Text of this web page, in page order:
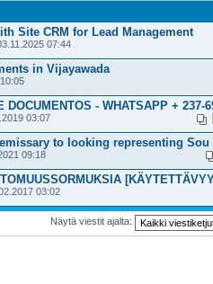
Site CRM for Lead Management
07:44
in Vijayawada
DOCUMENTOS - WHATSAPP + 237-
03:07
to looking representing Sou
09:18
03:02
Näytä viestit ajalta: